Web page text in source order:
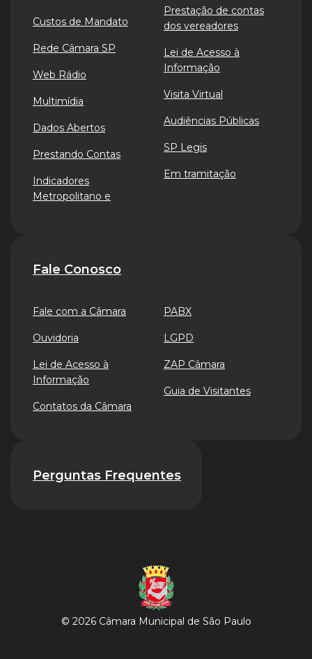
Custos de Mandato
Rede Câmara SP
Web Rádio
Multimídia
Dados Abertos
Prestando Contas
Indicadores
Metropolitano e
Prestação de contas
dos vereadores
Lei de Acesso à
Informação
Visita Virtual
Audiências Públicas
SP Legis
Em tramitação
Fale Conosco
Fale com a Câmara
Ouvidoria
Lei de Acesso à
Informação
Contatos da Câmara
PABX
LGPD
ZAP Câmara
Guia de Visitantes
Perguntas Frequentes
© 2026 Câmara Municipal de São Paulo